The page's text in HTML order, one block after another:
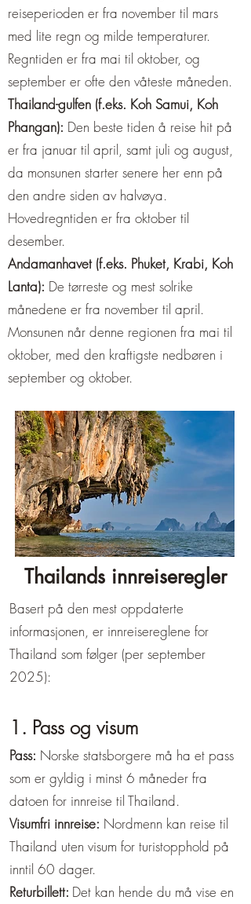
reiseperioden er fra november til mars
med lite regn og milde temperaturer.
Regntiden er fra mai til oktober, og
september er ofte den våteste måneden.
Thailand-gulfen (f.eks. Koh Samui, Koh
Phangan): Den beste tiden å reise hit på
er fra januar til april, samt juli og august,
da monsunen starter senere her enn på
den andre siden av halvøya.
Hovedregntiden er fra oktober til
desember.
Andamanhavet (f.eks. Phuket, Krabi, Koh
Lanta): De tørreste og mest solrike
månedene er fra november til april.
Monsunen når denne regionen fra mai til
oktober, med den kraftigste nedbøren i
september og oktober.
Thailands innreiseregler
Basert på den mest oppdaterte
informasjonen, er innreisereglene for
Thailand som følger (per september
2025):
1. Pass og visum
Pass: Norske statsborgere må ha et pass
som er gyldig i minst 6 måneder fra
datoen for innreise til Thailand.
Visumfri innreise: Nordmenn kan reise til
Thailand uten visum for turistopphold på
inntil 60 dager.
Returbillett: Det kan hende du må vise en